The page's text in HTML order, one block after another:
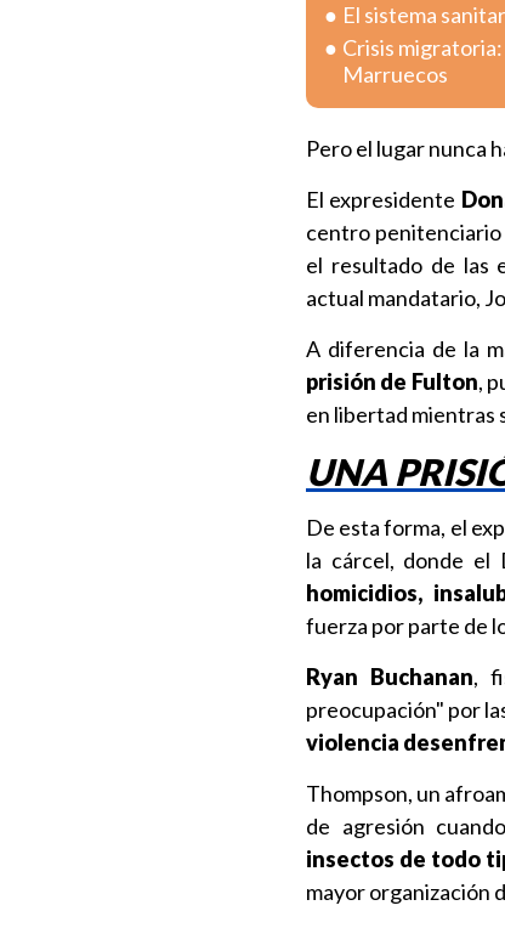
El sistema
Crisis
Marruecos
Pero el lugar nunca
El expresidente
centro penitenciario
el resultado de las
actual mandatario,
A diferencia de la
prisión de Fulton,
en libertad mientras
UNA
De esta forma, el
la cárcel, donde el
homicidios,
fuerza por parte de
Ryan Buchanan,
preocupación" por
violencia
Thompson, un
de agresión cuando
insectos de todo
mayor organización